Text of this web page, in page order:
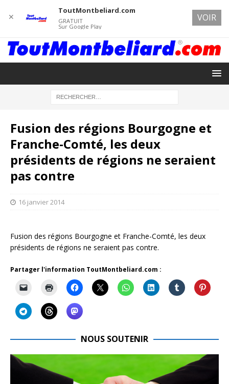
Fusion des régions Bourgogne et
Franche-Comté, les deux
présidents de régions ne seraient
pas contre
16 janvier 2014
Fusion des régions Bourgogne et Franche-Comté, les deux
présidents de régions ne seraient pas contre.
Partager l'information ToutMontbeliard.com :
NOUS SOUTENIR
✕
ToutMontbeliard.com
GRATUIT
Sur Google Play
VOIR